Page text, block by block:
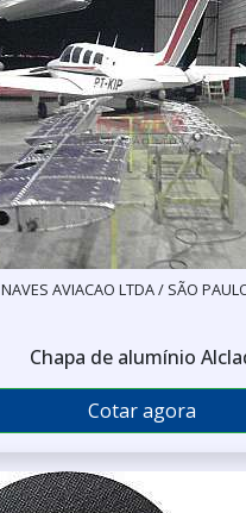
NAVES AVIACAO LTDA / SÃO
Chapa de alumínio
Cotar agora